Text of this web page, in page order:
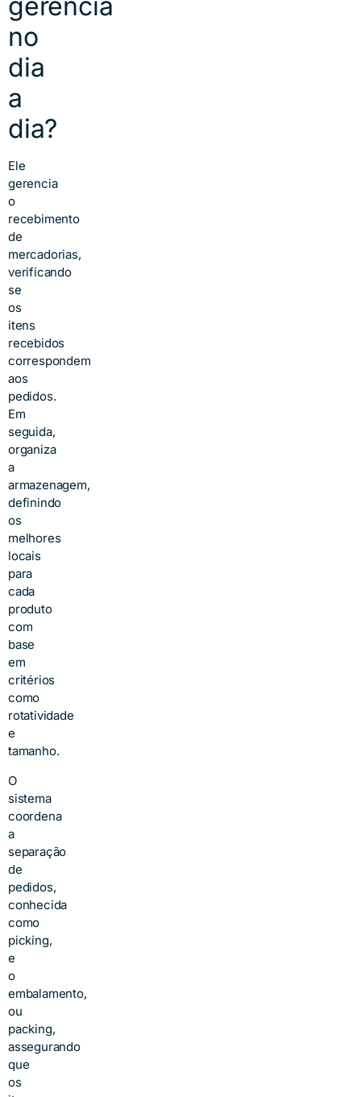
gerencia
no
dia
a
dia?
Ele
gerencia
o
recebimento
de
mercadorias,
verificando
se
os
itens
recebidos
correspondem
aos
pedidos.
Em
seguida,
organiza
a
armazenagem,
definindo
os
melhores
locais
para
cada
produto
com
base
em
critérios
como
rotatividade
e
tamanho.
O
sistema
coordena
a
separação
de
pedidos,
conhecida
como
picking,
e
o
embalamento,
ou
packing,
assegurando
que
os